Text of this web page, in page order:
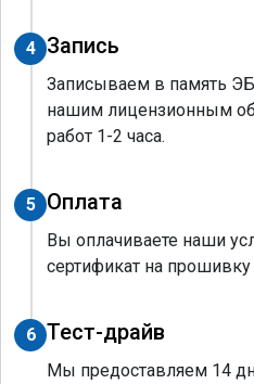
4 Запись
Записываем в память
нашим лицензионным
работ 1-2 часа.
5 Оплата
Вы оплачиваете наши
сертификат на
6 Тест-драйв
Мы предоставляем 14